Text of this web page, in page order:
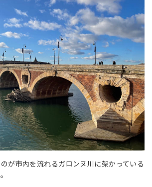
が市内を流れるガロンヌ川に架かっている